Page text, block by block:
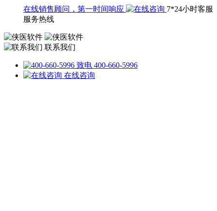
在线销售顾问，第一时间响应
7*24小时客服
服务热线
联系我们
致电 400-660-5996
在线咨询